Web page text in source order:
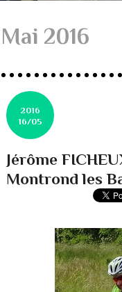
Mai 2016
2016
16/05
Jérôme
Montrond les